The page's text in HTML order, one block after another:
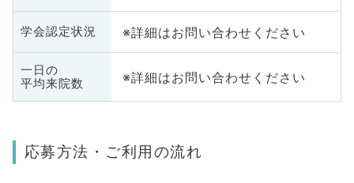
学会認定状況 ※詳細はお問い合わせください
一日の
平均来院数
※詳細はお問い合わせください
応募方法・ご利用の流れ